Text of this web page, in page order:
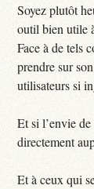
Soyez plutôt
outil bien utile
Face à de tels
prendre sur
utilisateurs si
Et si l’envie
directement
Et à ceux qui